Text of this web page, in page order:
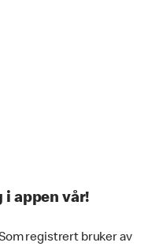
i appen vår!
registrert bruker av